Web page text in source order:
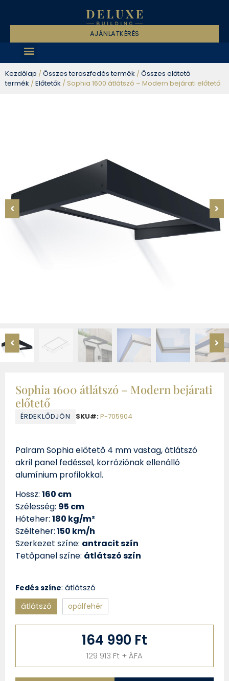
AJÁNLATKÉRÉS
Kezdőlap /Összes teraszfedés termék /Összes előtető
termék /Előtetők / Sophia 1600 átlátszó – Modern bejárati előtető
Sophia 1600 átlátszó – Modern bejárati
előtető
ÉRDEKLŐDJÖN SKU#:P-705904
Palram Sophia előtető 4 mm vastag, átlátszó
akril panel fedéssel, korróziónak ellenálló
alumínium profilokkal.
Hossz: 160 cm
Szélesség: 95 cm
Hóteher: 180 kg/m²
Szélteher:150 km/h
Szerkezet színe: antracit szín
Tetőpanel színe: átlátszó szín
Fedés színe: átlátszó
átlátszó
opálfehér
164 990 Ft
129 913 Ft + ÁFA